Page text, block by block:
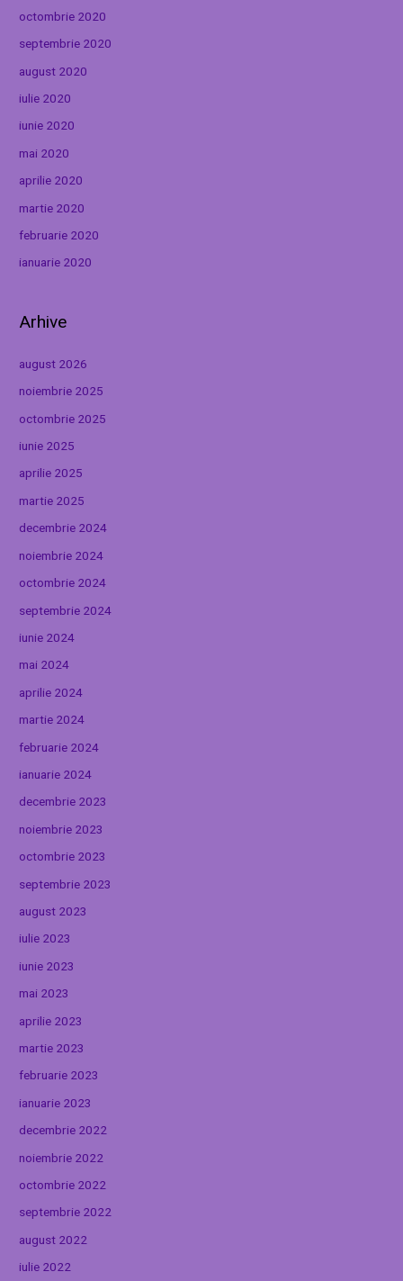
octombrie 2020
septembrie 2020
august 2020
iulie 2020
iunie 2020
mai 2020
aprilie 2020
martie 2020
februarie 2020
ianuarie 2020
Arhive
august 2026
noiembrie 2025
octombrie 2025
iunie 2025
aprilie 2025
martie 2025
decembrie 2024
noiembrie 2024
octombrie 2024
septembrie 2024
iunie 2024
mai 2024
aprilie 2024
martie 2024
februarie 2024
ianuarie 2024
decembrie 2023
noiembrie 2023
octombrie 2023
septembrie 2023
august 2023
iulie 2023
iunie 2023
mai 2023
aprilie 2023
martie 2023
februarie 2023
ianuarie 2023
decembrie 2022
noiembrie 2022
octombrie 2022
septembrie 2022
august 2022
iulie 2022